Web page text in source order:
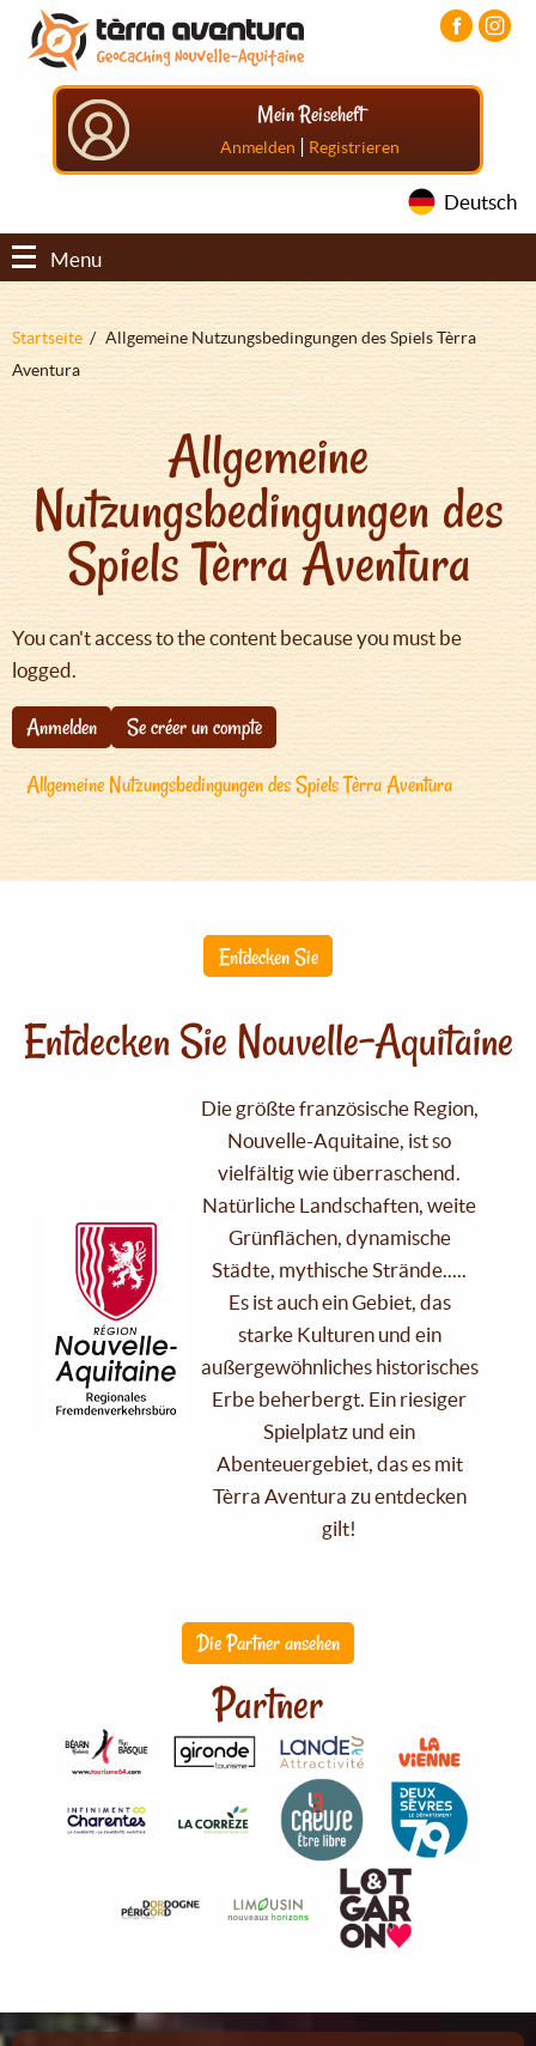
Direkt
zum
Inhalt
Aller
menu
principal
Aller
pied
Mein Reiseheft
Anmelden | Registrieren
Deutsch
Menu
Pfadnavigation
Startseite
Allgemeine Nutzungsbedingungen des Spiels Tèrra
Aventura
Allgemeine
Nutzungsbedingungen des
Spiels Tèrra Aventura
You can't access to the content because you must be
logged.
Anmelden
Se créer un compte
Allgemeine Nutzungsbedingungen des Spiels Tèrra Aventura
Entdecken Sie
Entdecken Sie Nouvelle-Aquitaine
Die größte französische Region,
Nouvelle-Aquitaine, ist so
vielfältig wie überraschend.
Natürliche Landschaften, weite
Grünflächen, dynamische
Städte, mythische Strände.....
Es ist auch ein Gebiet, das
starke Kulturen und ein
außergewöhnliches historisches
Erbe beherbergt. Ein riesiger
Spielplatz und ein
Abenteuergebiet, das es mit
Tèrra Aventura zu entdecken
gilt!
Die Partner ansehen
Partner